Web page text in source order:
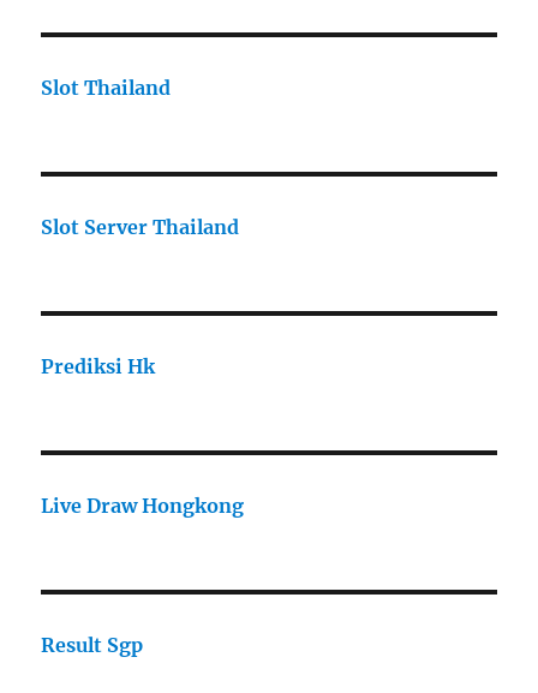
Slot Thailand
Slot Server Thailand
Prediksi Hk
Live Draw Hongkong
Result Sgp